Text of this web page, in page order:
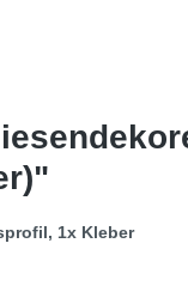
1x Kleber